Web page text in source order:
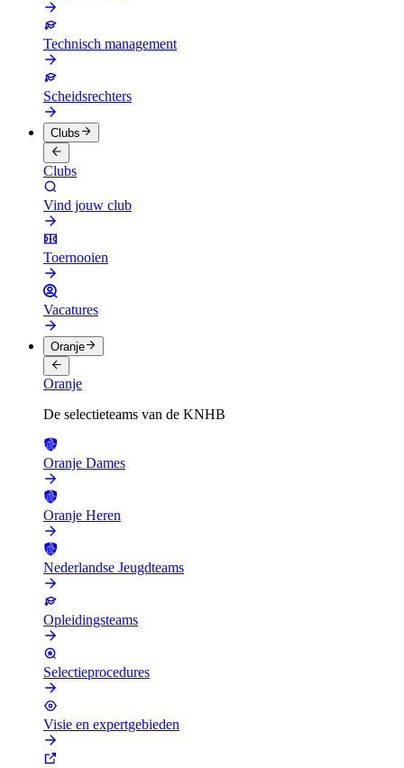
Technisch management
Scheidsrechters
Clubs
Clubs
Vind jouw club
Toernooien
Vacatures
Oranje
Oranje
De selectieteams van de KNHB
Oranje Dames
Oranje Heren
Nederlandse Jeugdteams
Opleidingsteams
Selectieprocedures
Visie en expertgebieden